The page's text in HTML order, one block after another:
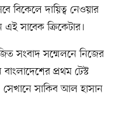
বিকেলে দায়িত্ব নেওয়ার
সাবেক ক্রিকেটার।
সংবাদ সম্মেলনে নিজের
প্রথম টেস্ট
সেখানে সাকিব আল হাসান